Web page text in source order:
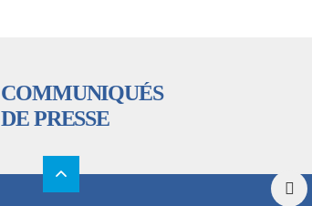
COMMUNIQUÉS
DE PRESSE